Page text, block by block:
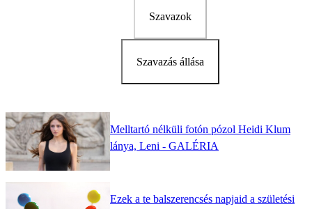
Szavazok
Szavazás állása
Melltartó nélküli fotón pózol Heidi Klum
lánya, Leni - GALÉRIA
Ezek a te balszerencsés napjaid a születési